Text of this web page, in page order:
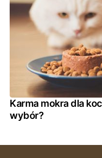
Karma mokra dla
wybór?